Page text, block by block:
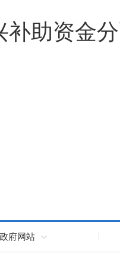
补助资金
府网站